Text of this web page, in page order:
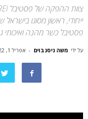
ייחודי, ראשון מסוגו
פסטיבל כשר מהנה ואיכותי
על ידי משה ניסנבוים - אפריל 1, 2022